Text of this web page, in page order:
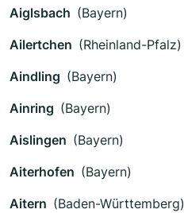
Aiglsbach (Bayern)
Ailertchen (Rheinland-Pfalz)
Aindling (Bayern)
Ainring (Bayern)
Aislingen (Bayern)
Aiterhofen (Bayern)
Aitern (Baden-Württemberg)